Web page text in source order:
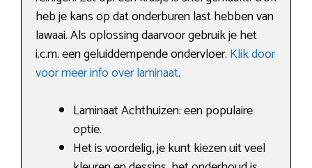
heb je kans op dat onderburen last hebben van
lawaai. Als oplossing daarvoor gebruik je het
i.c.m. een geluiddempende ondervloer. Klik door
voor meer info over laminaat.
Laminaat Achthuizen: een populaire
optie.
Het is voordelig, je kunt kiezen uit veel